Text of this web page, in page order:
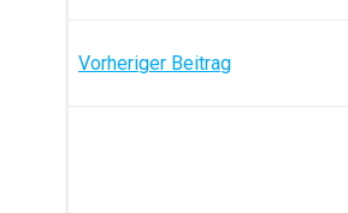
Post
Vorheriger Beitrag